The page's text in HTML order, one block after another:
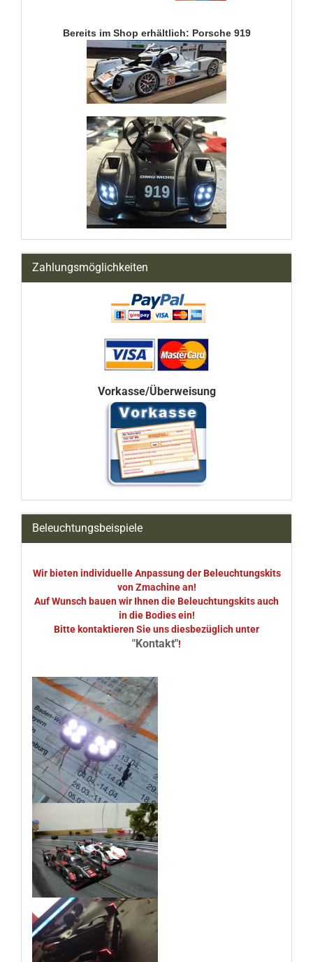
Bereits im Shop erhältlich: Porsche 919
Zahlungsmöglichkeiten
Vorkasse/Überweisung
Beleuchtungsbeispiele
Wir bieten individuelle Anpassung der Beleuchtungskits
von Zmachine an!
Auf Wunsch bauen wir Ihnen die Beleuchtungskits auch
in die Bodies ein!
Bitte kontaktieren Sie uns diesbezüglich unter
"Kontakt"!